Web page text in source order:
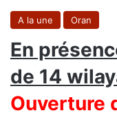
A la une Oran
En
de 14
Ouverture